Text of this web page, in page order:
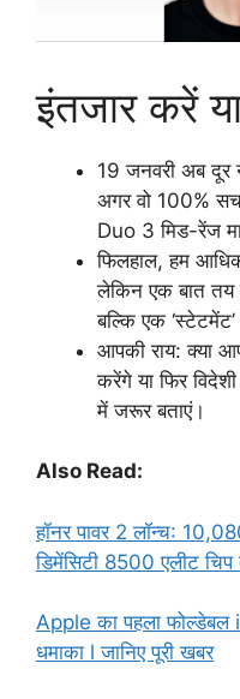
इंतजार करें
19 जनवरी अब दूर
अगर वो 100%
Duo 3 मिड-रेंज
फिलहाल, हम
लेकिन एक बात तय
बल्कि एक
आपकी राय: क्या
करेंगे या फिर
में जरूर बताएं।
Also Read:
हॉनर पावर 2 लॉन्च:
डिमेंसिटी 8500 एलीट
Apple का पहला
धमाका l जानिए पूरी खबर